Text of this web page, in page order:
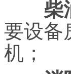
柴
要设备
机；